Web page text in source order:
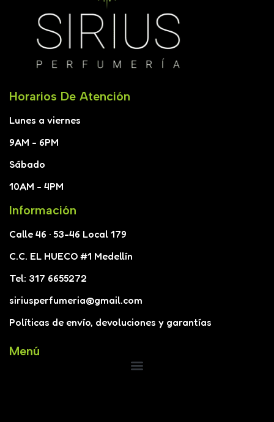
Horarios De Atención
Lunes a viernes
9AM - 6PM
Sábado
10AM - 4PM
Información
Calle 46 · 53-46 Local 179
C.C. EL HUECO #1 Medellín
Tel: 317 6655272
siriusperfumeria@gmail.com
Políticas de envío, devoluciones y garantías
Menú